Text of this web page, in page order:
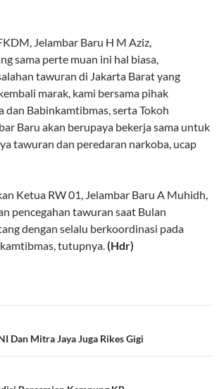
Jelambar Baru H M Aziz,
sama perte muan ini hal biasa,
tawuran di Jakarta Barat yang
marak, kami bersama pihak
dan Babinkamtibmas, serta Tokoh
Baru akan berupaya bekerja sama untuk
tawuran dan peredaran narkoba, ucap
Ketua RW 01, Jelambar Baru A Muhidh,
pencegahan tawuran saat Bulan
dengan selalu berkoordinasi pada
tutupnya.(Hdr)
Dan Mitra Jaya Juga Rikes Gigi